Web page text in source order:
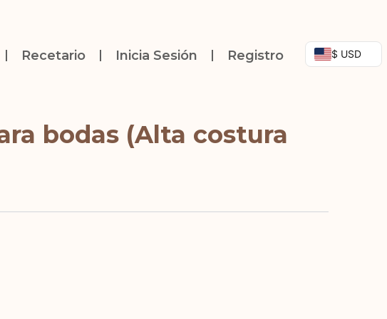
Recetario Inicia Sesión Registro $ USD
bodas (Alta costura